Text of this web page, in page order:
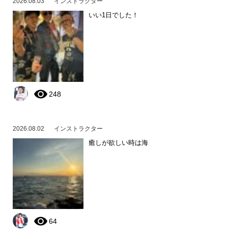
いい1日でした！
248
2026.08.02 インストラクター
癒しが欲しい時は海
64